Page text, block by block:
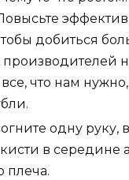
добиться
все, что нам
одну руку,
в середине
плеча.